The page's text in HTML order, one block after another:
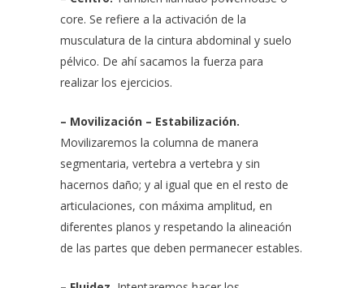
core. Se refiere a la activación de la
musculatura de la cintura abdominal y suelo
pélvico. De ahí sacamos la fuerza para
realizar los ejercicios.
– Movilización – Estabilización.
Movilizaremos la columna de manera
segmentaria, vertebra a vertebra y sin
hacernos daño; y al igual que en el resto de
articulaciones, con máxima amplitud, en
diferentes planos y respetando la alineación
de las partes que deben permanecer estables.